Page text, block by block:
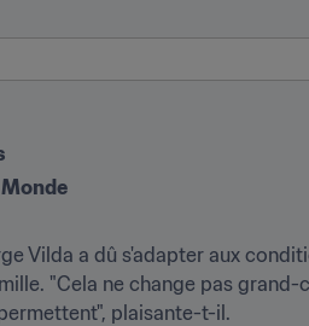
Vilda a dû s'adapter aux
"Cela ne change pas grand-
plaisante-t-il.